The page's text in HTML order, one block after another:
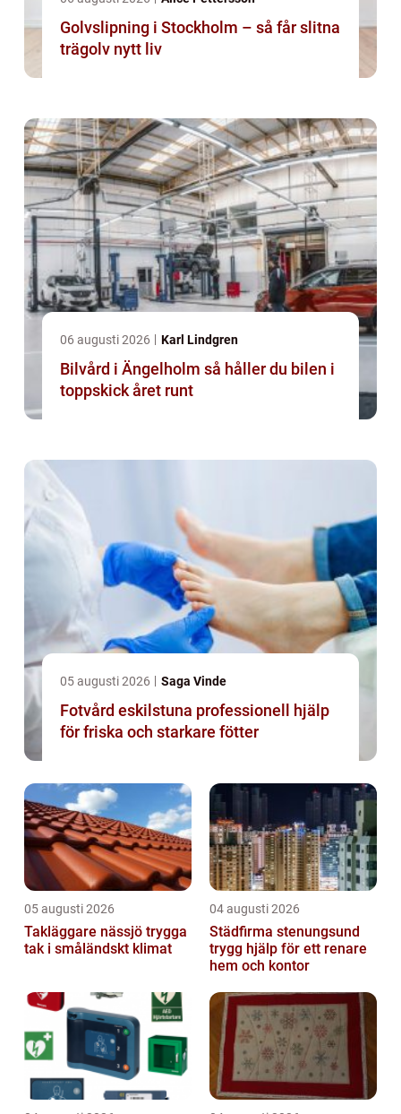
Golvslipning i Stockholm – så får slitna
trägolv nytt liv
06 augusti 2026 Karl Lindgren
Bilvård i Ängelholm så håller du bilen i
toppskick året runt
05 augusti 2026 Saga Vinde
Fotvård eskilstuna professionell hjälp
för friska och starkare fötter
05 augusti 2026
Takläggare nässjö trygga
tak i småländskt klimat
04 augusti 2026
Städfirma stenungsund
trygg hjälp för ett renare
hem och kontor